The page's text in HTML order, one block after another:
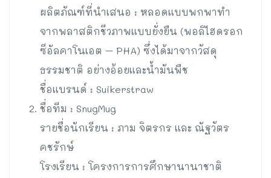
ผลิตภัณฑ์ที่นำเสนอ : หลอดแบบพกพาทำ
จากพลาสติกชีวภาพแบบยั่งยืน (พอลิไฮดรอก
ซีอัลคาโนเอต – PHA) ซึ่งได้มาจากวัสดุ
ธรรมชาติ อย่างอ้อยและน้ำมันพืช
ชื่อแบรนด์ : Suikerstraw
ชื่อทีม : SnugMug
รายชื่อนักเรียน : ภาม จิตรกร และ ณัฐวัตร
คชรักษ์
โรงเรียน : โครงการการศึกษานานาชาติ